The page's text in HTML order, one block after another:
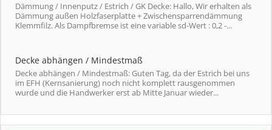
Dämmung / Innenputz / Estrich / GK Decke: Hallo, Wir erhalten als
Dämmung außen Holzfaserplatte + Zwischensparrendämmung
Klemmfilz. Als Dampfbremse ist eine variable sd-Wert : 0,2 -...
Decke abhängen / Mindestmaß
Decke abhängen / Mindestmaß: Guten Tag, da der Estrich bei uns
im EFH (Kernsanierung) noch nicht komplett rausgenommen
wurde und die Handwerker erst ab Mitte Januar wieder...